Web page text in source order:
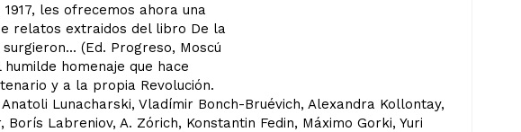
les ofrecemos ahora una
relatos extraidos del libro De la
(Ed. Progreso, Moscú
humilde homenaje que hace
y a la propia Revolución.
Lunacharski, Vladímir Bonch-Bruévich, Alexandra Kollontay,
Borís Labreniov, A. Zórich, Konstantin Fedin, Máximo Gorki, Yuri